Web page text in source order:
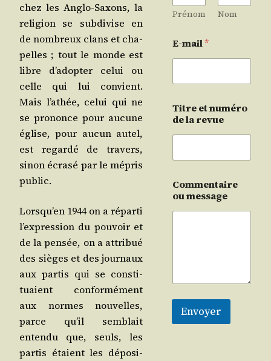
chez les Anglo-Saxons, la
reli­gion se sub­di­vise en
de nom­breux clans et cha­
pelles ; tout le monde est
libre d’a­dop­ter celui ou
celle qui lui convient.
Mais l’a­thée, celui qui ne
se pro­nonce pour aucune
église, pour aucun autel,
est regar­dé de tra­vers,
sinon écra­sé par le mépris
public.
Lors­qu’en 1944 on a répar­ti
l’ex­pres­sion du pou­voir et
de la pen­sée, on a attri­bué
des sièges et des jour­naux
aux par­tis qui se consti­
tuaient confor­mé­ment
aux normes nou­velles,
parce qu’il sem­blait
enten­du que, seuls, les
par­tis étaient les dépo­si­
Prénom Nom
E-mail*
Titre et numéro
de la revue
Commentaire
ou message
Envoyer